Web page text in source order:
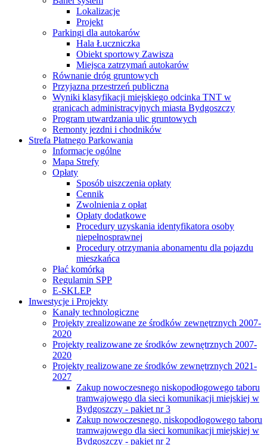
Lokalizacje
Projekt
Parkingi dla autokarów
Hala Łuczniczka
Obiekt sportowy Zawisza
Miejsca zatrzymań autokarów
Równanie dróg gruntowych
Przyjazna przestrzeń publiczna
Wyniki klasyfikacji miejskiego odcinka TNT w
granicach administracyjnych miasta Bydgoszczy
Program utwardzania ulic gruntowych
Remonty jezdni i chodników
Strefa Płatnego Parkowania
Informacje ogólne
Mapa Strefy
Opłaty
Sposób uiszczenia opłaty
Cennik
Zwolnienia z opłat
Opłaty dodatkowe
Procedury uzyskania identyfikatora osoby
niepełnosprawnej
Procedury otrzymania abonamentu dla pojazdu
mieszkańca
Płać komórką
Regulamin SPP
E-SKLEP
Inwestycje i Projekty
Kanały technologiczne
Projekty zrealizowane ze środków zewnętrznych 2007-
2020
Projekty realizowane ze środków zewnętrznych 2007-
2020
Projekty realizowane ze środków zewnętrznych 2021-
2027
Zakup nowoczesnego niskopodłogowego taboru
tramwajowego dla sieci komunikacji miejskiej w
Bydgoszczy - pakiet nr 3
Zakup nowoczesnego, niskopodłogowego taboru
tramwajowego dla sieci komunikacji miejskiej w
Bydgoszczy - pakiet nr 2